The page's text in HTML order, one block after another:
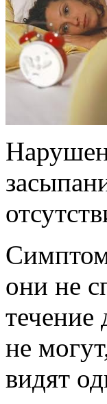
они не
течение
не
видят